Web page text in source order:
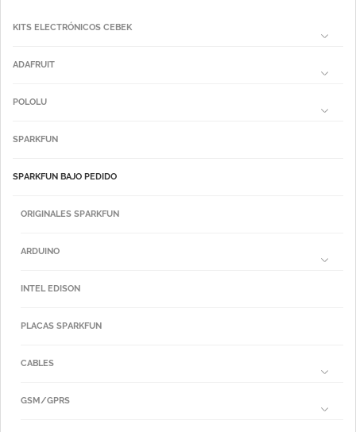
KITS ELECTRÓNICOS CEBEK
ADAFRUIT
POLOLU
SPARKFUN
SPARKFUN BAJO PEDIDO
ORIGINALES SPARKFUN
ARDUINO
INTEL EDISON
PLACAS SPARKFUN
CABLES
GSM/GPRS